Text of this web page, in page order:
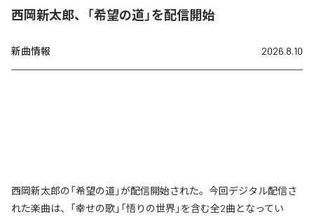
西岡新太郎、「希望の道」を配信開始
新曲情報 2026.8.10
西岡新太郎の「希望の道」が配信開始された。今回デジタル配信さ
れた楽曲は、「幸せの歌」「悟りの世界」を含む全2曲となってい